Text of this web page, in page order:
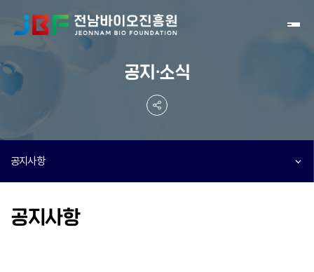
공지·소식
공지사항
공지사항